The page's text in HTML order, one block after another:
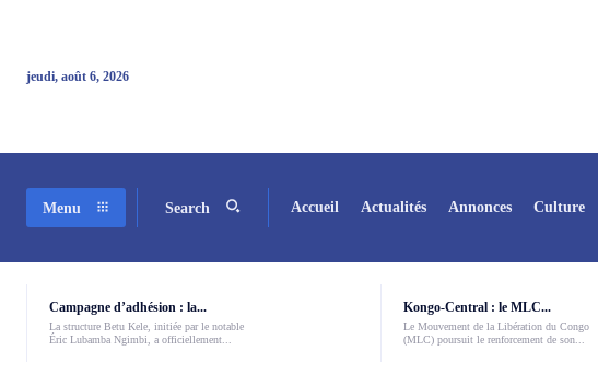
jeudi, août 6, 2026
Menu Search Accueil Actualités Annonces Culture
Campagne d’adhésion : la...
La structure Betu Kele, initiée par le notable
Éric Lubamba Ngimbi, a officiellement...
Kongo-Central : le MLC...
Le Mouvement de la Libération du Congo
(MLC) poursuit le renforcement de son...